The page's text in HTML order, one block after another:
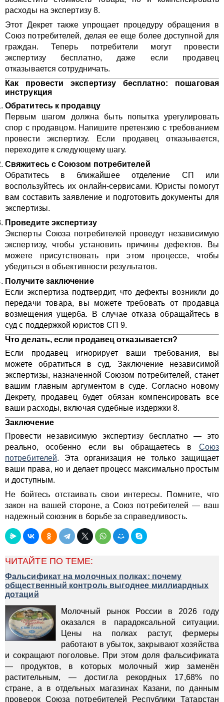
расходы на экспертизу 8.
Этот Декрет также упрощает процедуру обращения в
Союз потребителей, делая ее еще более доступной для
граждан. Теперь потребители могут провести
экспертизу бесплатно, даже если продавец
отказывается сотрудничать.
Как провести экспертизу бесплатно: пошаговая
инструкция
Обратитесь к продавцу
Первым шагом должна быть попытка урегулировать
спор с продавцом. Напишите претензию с требованием
провести экспертизу. Если продавец отказывается,
переходите к следующему шагу.
Свяжитесь с Союзом потребителей
Обратитесь в ближайшее отделение СП или
воспользуйтесь их онлайн-сервисами. Юристы помогут
вам составить заявление и подготовить документы для
экспертизы.
Проведите экспертизу
Эксперты Союза потребителей проведут независимую
экспертизу, чтобы установить причины дефектов. Вы
можете присутствовать при этом процессе, чтобы
убедиться в объективности результатов.
Получите заключение
Если экспертиза подтвердит, что дефекты возникли до
передачи товара, вы можете требовать от продавца
возмещения ущерба. В случае отказа обращайтесь в
суд с поддержкой юристов СП 9.
Что делать, если продавец отказывается?
Если продавец игнорирует ваши требования, вы
можете обратиться в суд. Заключение независимой
экспертизы, назначенной Союзом потребителей, станет
вашим главным аргументом в суде. Согласно новому
Декрету, продавец будет обязан компенсировать все
ваши расходы, включая судебные издержки 8.
Заключение
Провести независимую экспертизу бесплатно — это
реально, особенно если вы обращаетесь в Союз
потребителей. Эта организация не только защищает
ваши права, но и делает процесс максимально простым
и доступным.
Не бойтесь отстаивать свои интересы. Помните, что
закон на вашей стороне, а Союз потребителей — ваш
надежный союзник в борьбе за справедливость.
ЧИТАЙТЕ ПО ТЕМЕ:
Фальсификат на молочных полках: почему
общественный контроль выгоднее миллиардных
дотаций
Молочный рынок России в 2026 году
оказался в парадоксальной ситуации.
Цены на полках растут, фермеры
работают в убыток, закрывают хозяйства
и сокращают поголовье. При этом доля фальсификата
— продуктов, в которых молочный жир заменён
растительным, — достигла рекордных 17,68% по
стране, а в отдельных магазинах Казани, по данным
проверок Союза потребителей Республики Татарстан